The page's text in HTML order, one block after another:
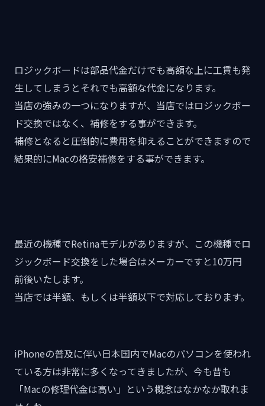
ロジックボードは部品代金だけでも高額な上に工賃も発
生してしまうとそれでも高額な代金になります。
当店の強みの一つになりますが、当店ではロジックボー
ド交換ではなく、補修をする事ができます。
補修となると圧倒的に費用を抑えることができますので
結果的にMacの格安補修をする事ができます。
最近の機種でRetinaモデルがありますが、この機種でロ
ジックボード交換をした場合はメーカーですと10万円
前後いたします。
当店では半額、もしくは半額以下で対応しております。
iPhoneの普及に伴い日本国内でMacのパソコンを使われ
ている方は非常に多くなってきましたが、今も昔も
「Macの修理代金は高い」という概念はなかなか取れま